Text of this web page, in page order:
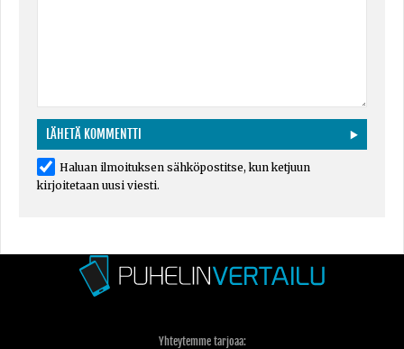
Haluan ilmoituksen sähköpostitse, kun ketjuun
kirjoitetaan uusi viesti.
Yhteytemme tarjoaa: